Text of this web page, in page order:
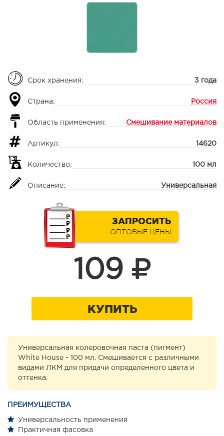
Срок хранения: 3 года
Страна: Россия
Область применения: Смешивание материалов
Артикул: 14620
Количество: 100 мл
Описание: Универсальная
ЗАПРОСИТЬ
ОПТОВЫЕ ЦЕНЫ
109
КУПИТЬ
Универсальная колеровочная паста (пигмент)
White House - 100 мл. Смешивается с различными
видами ЛКМ для придачи определенного цвета и
оттенка.
ПРЕИМУЩЕСТВА
Универсальность применения
Практичная фасовка